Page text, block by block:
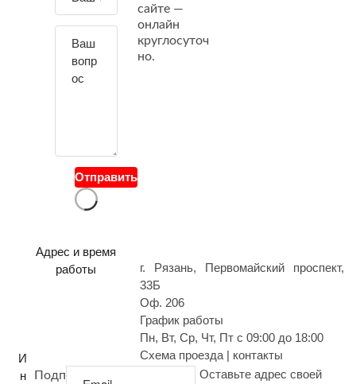
с
Отправить
сайте —
онлайн
круглосуточ
но.
Адрес и время
работы
г. Рязань, Первомайский проспект,
33Б
Оф. 206
График работы
Пн, Вт, Ср, Чт, Пт с 09:00 до 18:00
Схема проезда | контакты
И
н
Подп
Оставьте адрес своей